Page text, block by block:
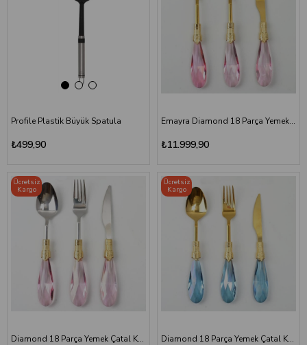
Profile Plastik Büyük Spatula
₺499,90
Emayra Diamond 18 Parça Yemek Çatal Kaşık Bıçak Seti | Pembe Titanyum
₺11.999,90
Diamond 18 Parça Yemek Çatal Kaşık Bıçak Seti | Pembe Altın
Ücretsiz
Kargo
Diamond 18 Parça Yemek Çatal Kaşık Bıçak Seti | Mavi Titanyum
Ücretsiz
Kargo